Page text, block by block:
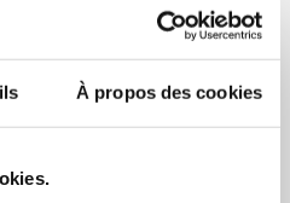
À propos des cookies
et culturel pour y
voulons promouvoir
pour mieux connaître et
mutuelles entre « société
notre savoir avec des
seulement au niveau